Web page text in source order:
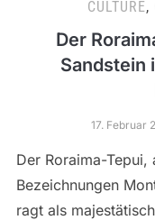
CULTURE,
Der
Sandstein
17. Februar
Der Roraima-
Bezeichnungen
ragt als